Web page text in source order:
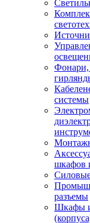
Фонари,
системы
шкафов
разъемы
Шкафы